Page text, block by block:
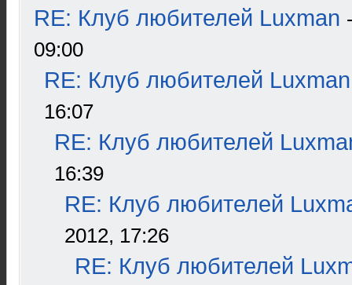
RE: Клуб любителей Luxman
09:00
RE: Клуб любителей Luxman
16:07
RE: Клуб любителей
16:39
RE: Клуб любителей
2012, 17:26
RE: Клуб любителей